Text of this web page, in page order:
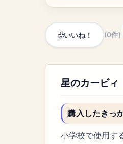
いいね！ (0件)
星のカービ
購入したきっ
小学校で使用す